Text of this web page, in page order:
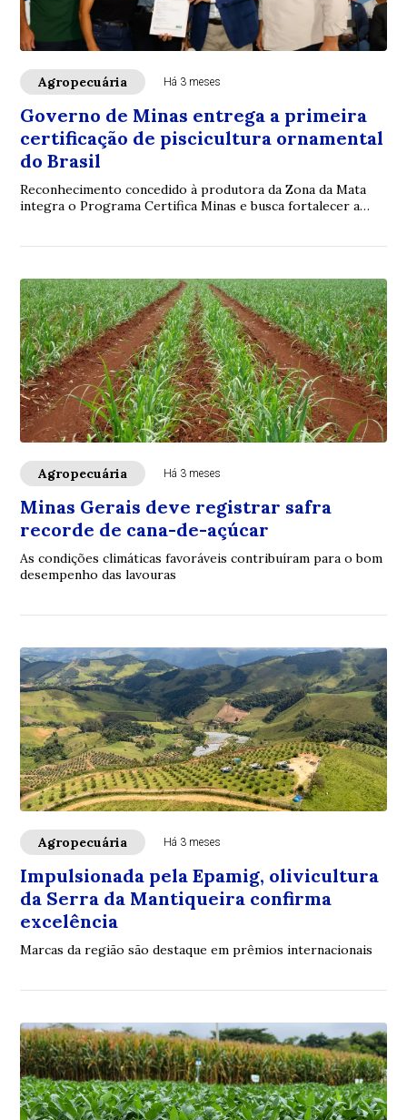
Agropecuária Há 3 meses
Governo de Minas entrega a primeira
certificação de piscicultura ornamental
do Brasil
Reconhecimento concedido à produtora da Zona da Mata
integra o Programa Certifica Minas e busca fortalecer a
Agropecuária Há 3 meses
Minas Gerais deve registrar safra
recorde de cana-de-açúcar
As condições climáticas favoráveis contribuíram para o bom
desempenho das lavouras
Agropecuária Há 3 meses
Impulsionada pela Epamig, olivicultura
da Serra da Mantiqueira confirma
excelência
Marcas da região são destaque em prêmios internacionais